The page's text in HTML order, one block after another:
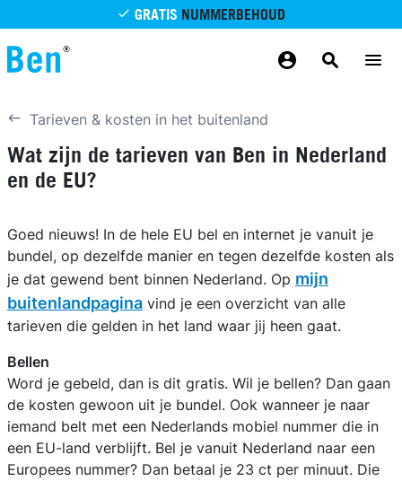
Overslaan en naar de inhoud gaan
GRATIS NUMMERBEHOUD
Tarieven & kosten in het buitenland
Wat zijn de tarieven van Ben in Nederland
en de EU?
Goed nieuws! In de hele EU bel en internet je vanuit je
bundel, op dezelfde manier en tegen dezelfde kosten als
je dat gewend bent binnen Nederland. Op mijn
buitenlandpagina vind je een overzicht van alle
tarieven die gelden in het land waar jij heen gaat.
Bellen
Word je gebeld, dan is dit gratis. Wil je bellen? Dan gaan
de kosten gewoon uit je bundel. Ook wanneer je naar
iemand belt met een Nederlands mobiel nummer die in
een EU-land verblijft. Bel je vanuit Nederland naar een
Europees nummer? Dan betaal je 23 ct per minuut. Die